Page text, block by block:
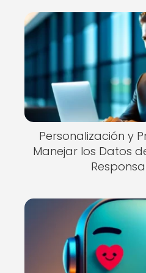
Personalización y
Manejar los Datos